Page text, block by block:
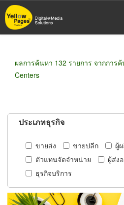
ข้าม
ไป
ผลการค้นหา 132 รายการ จากการ
Centers
ประเภทธุรกิจ
ขายส่ง ขายปลีก
ผู้
ตัวแทนจัดจำหน่าย
ผู้ส่ง
ธุรกิจบริการ